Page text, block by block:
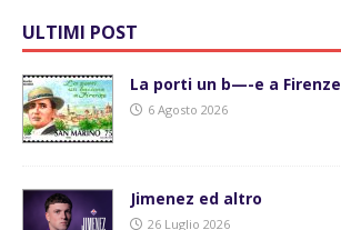
ULTIMI POST
La porti un b—-e a Firenze
6 Agosto 2026
Jimenez ed altro
26 Luglio 2026